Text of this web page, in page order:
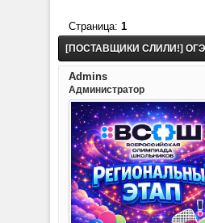
[ПОСТАВЩИКИ СЛИЛИ!] ОГЭ
Страница: 1
Admins
Администратор